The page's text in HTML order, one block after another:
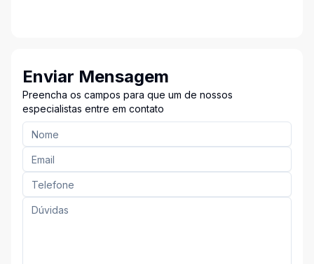
Enviar Mensagem
Preencha os campos para que um de nossos
especialistas entre em contato